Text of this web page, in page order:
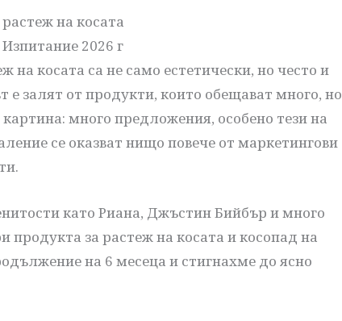
растеж на косата
Изпитание 2026 г
на косата са не само естетически, но често и
залят от продукти, които обещават много, но
много предложения, особено тези на
се оказват нищо повече от маркетингови
като Риана, Джъстин Бийбър и много
продукта за растеж на косата и косопад на
на 6 месеца и стигнахме до ясно